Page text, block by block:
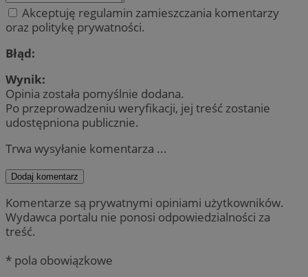
Akceptuję regulamin zamieszczania komentarzy
oraz politykę prywatności.
Błąd:
Wynik:
Opinia została pomyślnie dodana.
Po przeprowadzeniu weryfikacji, jej treść zostanie
udostępniona publicznie.
Trwa wysyłanie komentarza ...
Dodaj komentarz
Komentarze są prywatnymi opiniami użytkowników.
Wydawca portalu nie ponosi odpowiedzialności za
treść.
* pola obowiązkowe